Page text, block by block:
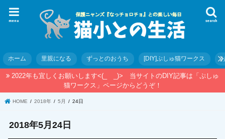
search
menu
ホーム 里親になる ずっとのおうち [DIY]ぷしゅ猫ワークス
2022年も宜しくお願いします<(_ _)> 当サイトのDIY記事は「ぷしゅ
猫ワークス」ページからどうぞ！
HOME 2018年 5月 24日
2018年5月24日